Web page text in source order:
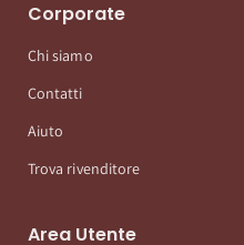
Corporate
Chi siamo
Contatti
Aiuto
Trova rivenditore
Area Utente